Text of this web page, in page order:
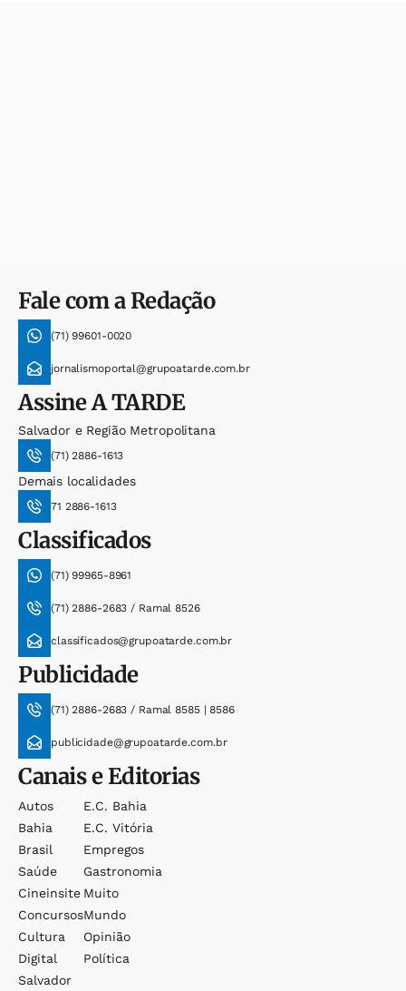
Fale com a Redação
(71) 99601-0020
jornalismoportal@grupoatarde.com.br
AssineA TARDE
Salvador e Região Metropolitana
(71) 2886-1613
Demais localidades
71 2886-1613
Classificados
(71) 99965-8961
(71) 2886-2683 / Ramal 8526
classificados@grupoatarde.com.br
Publicidade
(71) 2886-2683 / Ramal 8585 | 8586
publicidade@grupoatarde.com.br
Canais e Editorias
Autos
Bahia
Brasil
Saúde
Cineinsite
Concursos
Cultura
Digital
Salvador
E.c. Bahia
E.c. Vitória
Empregos
Gastronomia
Muito
Mundo
Opinião
Política